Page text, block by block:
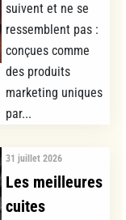
suivent et ne se
ressemblent pas :
conçues comme
des produits
marketing uniques
par...
31 juillet 2026
Les meilleures
cuites